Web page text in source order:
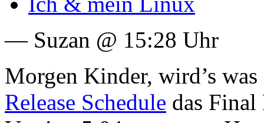
— Suzan @ 15:28 Uhr
Morgen Kinder, wird’s
Release Schedule das Final